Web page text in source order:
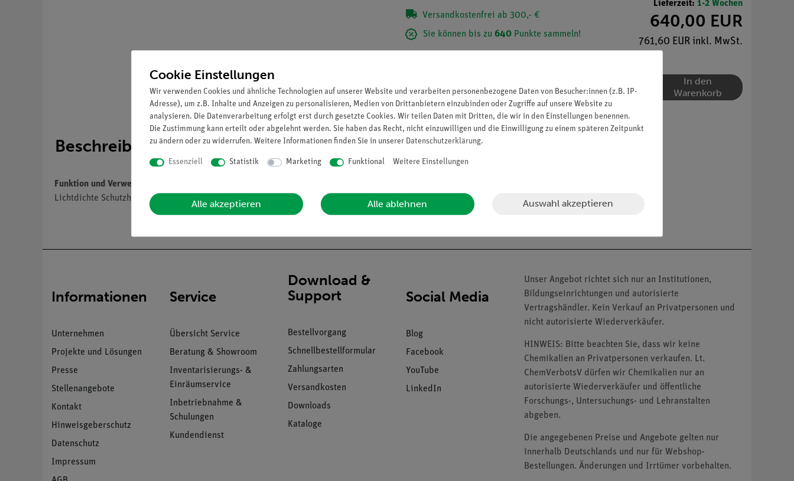
Versandkostenfrei ab 300,- €
Sie können bis zu 640 Punkte sammeln!
Lieferzeit: 1-2 Wochen
640,00 EUR
761,60 EUR inkl. MwSt.
In den
Warenkorb
Beschreibung
Funktion und Verwendung
Lichtdichte Schutzhülle für Röntgengerät XR 4.0. Ermöglicht Radiographie-Aufnahmen bei Tageslicht.
Informationen
Unternehmen
Projekte und Lösungen
Presse
Stellenangebote
Kontakt
Hinweisgeberschutz
Datenschutz
Impressum
Service
Übersicht Service
Beratung & Showroom
Inventarisierungs- &
Einräumservice
Inbetriebnahme &
Schulungen
Kundendienst
Download &
Support
Bestellvorgang
Schnellbestellformular
Zahlungsarten
Versandkosten
Downloads
Kataloge
Social Media
Blog
Facebook
YouTube
LinkedIn
Unser Angebot richtet sich nur an Institutionen,
Bildungseinrichtungen und autorisierte
Vertragshändler. Kein Verkauf an Privatpersonen und
nicht autorisierte Wiederverkäufer.
HINWEIS: Bitte beachten Sie, dass wir keine
Chemikalien an Privatpersonen verkaufen. Lt.
ChemVerbotsV dürfen wir Chemikalien nur an
autorisierte Wiederverkäufer und öffentliche
Forschungs-, Untersuchungs- und Lehranstalten
abgeben.
Die angegebenen Preise und Angebote gelten nur
innerhalb Deutschlands und nur für Webshop-
Bestellungen. Änderungen und Irrtümer vorbehalten.
Cookie Einstellungen
Wir verwenden Cookies und ähnliche Technologien auf unserer Website und verarbeiten personenbezogene Daten von Besucher:innen (z.B. IP-
Adresse), um z.B. Inhalte und Anzeigen zu personalisieren, Medien von Drittanbietern einzubinden oder Zugriffe auf unsere Website zu
analysieren. Die Datenverarbeitung erfolgt erst durch gesetzte Cookies. Wir teilen Daten mit Dritten, die wir in den Einstellungen benennen.
Die Zustimmung kann erteilt oder abgelehnt werden. Sie haben das Recht, nicht einzuwilligen und die Einwilligung zu einem späteren Zeitpunkt
zu ändern oder zu widerrufen. Weitere Informationen finden Sie in unserer Daten­schutz­erklärung.
Essenziell Statistik Marketing Funktional Weitere Einstellungen
Alle akzeptieren Alle ablehnen Auswahl akzeptieren